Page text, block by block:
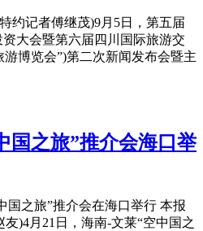
约记者傅继茂)9月5日，第五届
大会暨第六届四川国际旅游交
博览会”)第二次新闻发布会暨主
国之旅”推介会海口举
国之旅”推介会在海口举行 本报
)4月21日，海南-文莱“空中国之